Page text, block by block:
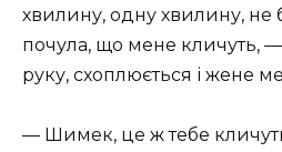
хвилину, одну хвилину, не
почула, що мене кличуть,
руку, схоплюється і жене
— Шимек, це ж тебе